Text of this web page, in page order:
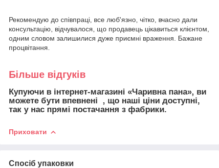
Рекомендую до співпраці, все люб'язно, чітко, вчасно дали
консультацію, відчувалося, що продавець цікавиться клієнтом,
одним словом залишилися дуже приємні враження. Бажане
процвітання.
Більше відгуків
Купуючи в інтернет-магазині «Чаривна пана», ви
можете бути впевнені , що наші ціни доступні,
так у нас прямі постачання з фабрики.
Приховати
Спосіб упаковки